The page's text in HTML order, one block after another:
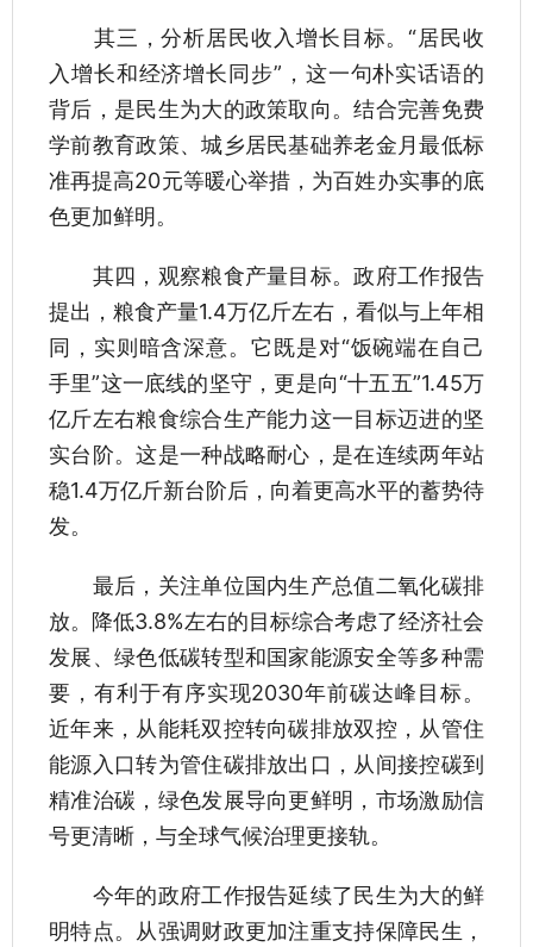
其三，分析居民收入增长目标。“居民收
入增长和经济增长同步”，这一句朴实话语的
背后，是民生为大的政策取向。结合完善免费
学前教育政策、城乡居民基础养老金月最低标
准再提高20元等暖心举措，为百姓办实事的底
色更加鲜明。
其四，观察粮食产量目标。政府工作报告
提出，粮食产量1.4万亿斤左右，看似与上年相
同，实则暗含深意。它既是对“饭碗端在自己
手里”这一底线的坚守，更是向“十五五”1.45万
亿斤左右粮食综合生产能力这一目标迈进的坚
实台阶。这是一种战略耐心，是在连续两年站
稳1.4万亿斤新台阶后，向着更高水平的蓄势待
发。
最后，关注单位国内生产总值二氧化碳排
放。降低3.8%左右的目标综合考虑了经济社会
发展、绿色低碳转型和国家能源安全等多种需
要，有利于有序实现2030年前碳达峰目标。
近年来，从能耗双控转向碳排放双控，从管住
能源入口转为管住碳排放出口，从间接控碳到
精准治碳，绿色发展导向更鲜明，市场激励信
号更清晰，与全球气候治理更接轨。
今年的政府工作报告延续了民生为大的鲜
明特点。从强调财政更加注重支持保障民生，